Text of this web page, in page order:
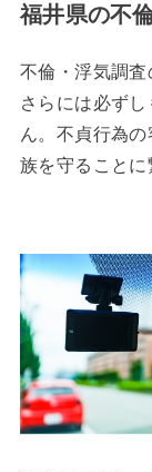
福井県の不
不倫・浮気調査
さらには必ず
ん。不貞行為
族を守ることに